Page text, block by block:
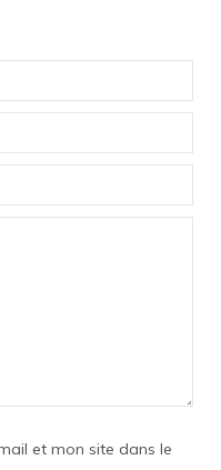
et mon site dans le